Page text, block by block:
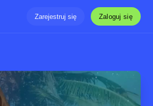
Zarejestruj się Zaloguj się